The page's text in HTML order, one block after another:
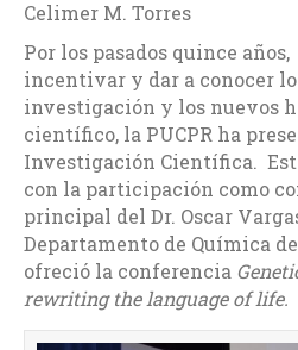
Celimer M. Torres
Por los pasados quince
incentivar y dar a conocer
investigación y los nuevos
científico, la PUCPR ha
Investigación Científica.
con la participación como
principal del Dr. Oscar
Departamento de Química
ofreció la conferencia
rewriting the language of life.